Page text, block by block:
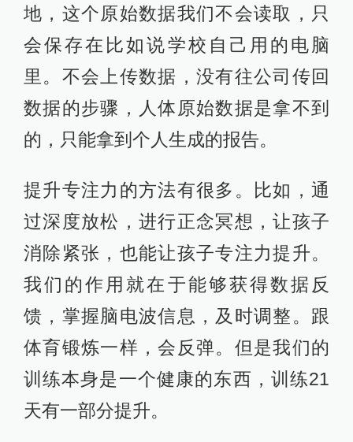
我们的作用就在于能够获得数据反
馈，掌握脑电波信息，及时调整。跟
体育锻炼一样，会反弹。但是我们的
训练本身是一个健康的东西，训练21
天有一部分提升。
澎湃新闻：怎么看待国内的争议？
韩璧丞： 这个产品在海外，可能是因
为没有孙悟空的故事，他们当成耳
机，觉得好玩，很开心，在facebook
炫耀。但是在中国情况不同，出现很
激烈的抗议。美国对于多动症很了
解，知道训练不训练有区别，所以容